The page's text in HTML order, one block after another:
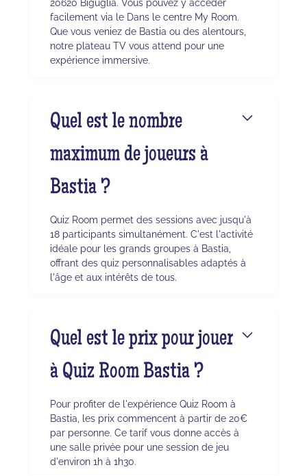
facilement via le Dans le centre My Room.
Que vous veniez de Bastia ou des alentours,
notre plateau TV vous attend pour une
expérience immersive.
Quel est le nombre
maximum de joueurs à
Bastia ?
Quiz Room permet des sessions avec jusqu'à
18 participants simultanément. C'est l'activité
idéale pour les grands groupes à Bastia,
offrant des quiz personnalisables adaptés à
l'âge et aux intérêts de tous.
Quel est le prix pour jouer
à Quiz Room Bastia ?
Pour profiter de l'expérience Quiz Room à
Bastia, les prix commencent à partir de 20€
par personne. Ce tarif vous donne accès à
une salle privée pour une session de jeu
d'environ 1h à 1h30.